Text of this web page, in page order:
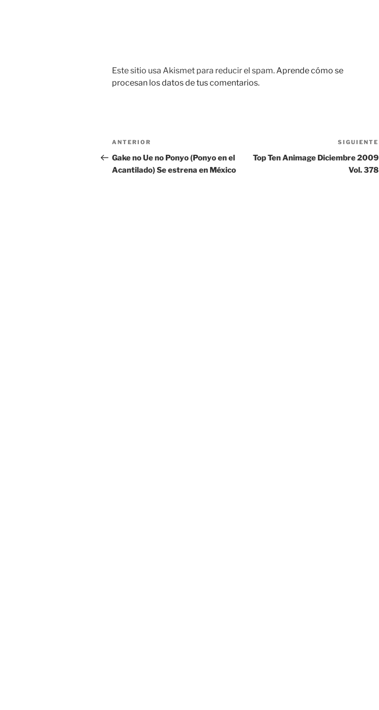
Este sitio usa Akismet para reducir el spam.Aprende cómo se
procesan los datos de tus comentarios.
Navegación
de
entradas
Entrada
anterior:
ANTERIOR
Gake no Ue no Ponyo (Ponyo en el
Acantilado) Se estrena en México
SIGUIENTE
Top Ten Animage Diciembre 2009
Vol. 378